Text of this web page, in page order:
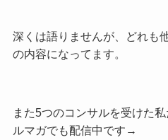
深くは語りませんが、どれも
の内容になってます。
また5つのコンサルを受けた
ルマガでも配信中です→